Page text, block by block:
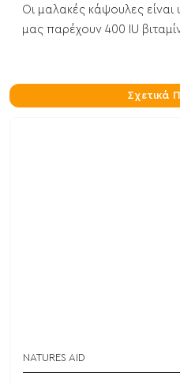
Οι μαλακές κάψουλες
μας παρέχουν 400 IU
Σχετικά
NATURES AID